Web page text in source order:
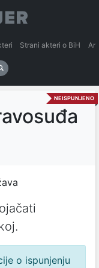
Strani akteri o BiH
NEISPUNJENO
o ispunjenju